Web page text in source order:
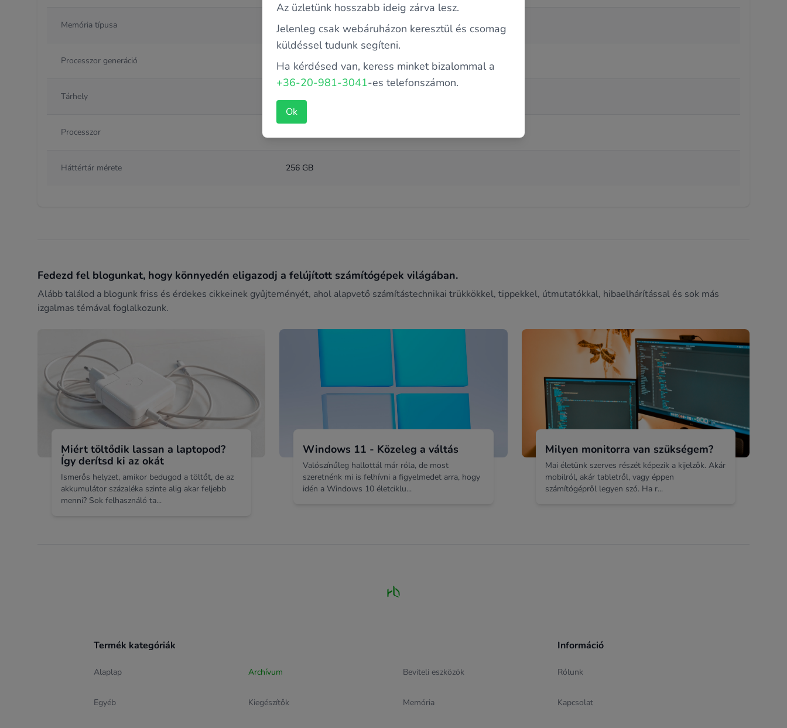
Memória típusa DDR4
Processzor generáció Intel 9. Gen
Tárhely
Processzor
Háttértár mérete 256 GB
Fedezd fel blogunkat, hogy könnyedén eligazodj a felújított számítógépek világában.
Alább találod a blogunk friss és érdekes cikkeinek gyűjteményét, ahol alapvető számítástechnikai trükkökkel, tippekkel, útmutatókkal, hibaelhárítással és sok más
izgalmas témával foglalkozunk.
Miért töltődik lassan a laptopod?
Így derítsd ki az okát
Ismerős helyzet, amikor bedugod a töltőt, de az
akkumulátor százaléka szinte alig akar feljebb
menni? Sok felhasználó ta...
Windows 11 - Közeleg a váltás
Valószínűleg hallottál már róla, de most
szeretnénk mi is felhívni a figyelmedet arra, hogy
idén a Windows 10 életciklu...
Milyen monitorra van szükségem?
Mai életünk szerves részét képezik a kijelzők. Akár
mobilról, akár tabletről, vagy éppen
számítógépről legyen szó. Ha r...
Termék kategóriák
Alaplap Archívum Beviteli eszközök
Egyéb Kiegészítők Memória
Információ
Rólunk
Kapcsolat
Az üzletünk hosszabb ideig zárva lesz.
Jelenleg csak webáruházon keresztül és csomag
küldéssel tudunk segíteni.
Ha kérdésed van, keress minket bizalommal a
+36-20-981-3041-es telefonszámon.
Ok